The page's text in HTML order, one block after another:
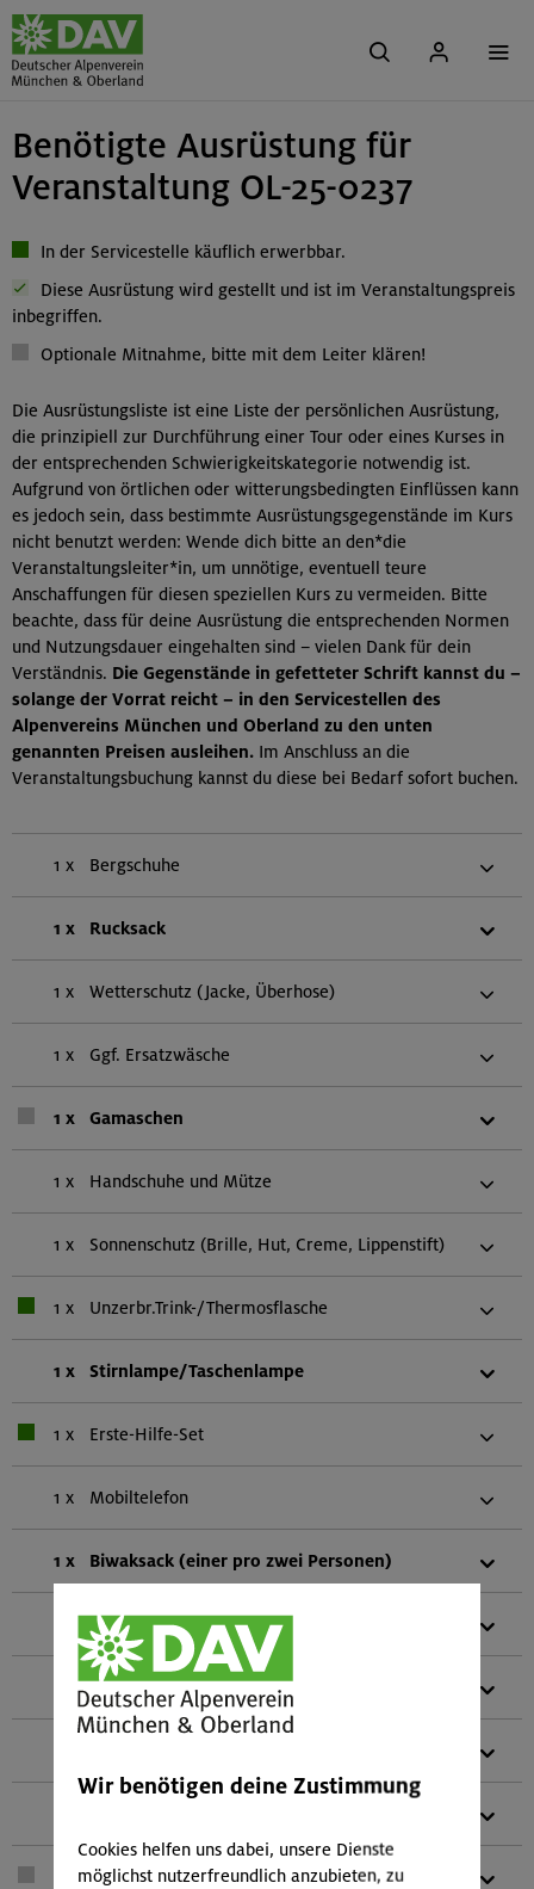
Benötigte Ausrüstung für
Veranstaltung OL-25-0237
In der Servicestelle käuflich erwerbbar.
Diese Ausrüstung wird gestellt und ist im Veranstaltungspreis
inbegriffen.
Optionale Mitnahme, bitte mit dem Leiter klären!
Die Ausrüstungsliste ist eine Liste der persönlichen Ausrüstung,
die prinzipiell zur Durchführung einer Tour oder eines Kurses in
der entsprechenden Schwierigkeitskategorie notwendig ist.
Aufgrund von örtlichen oder witterungsbedingten Einflüssen kann
es jedoch sein, dass bestimmte Ausrüstungsgegenstände im Kurs
nicht benutzt werden: Wende dich bitte an den*die
Veranstaltungsleiter*in, um unnötige, eventuell teure
Anschaffungen für diesen speziellen Kurs zu vermeiden. Bitte
beachte, dass für deine Ausrüstung die entsprechenden Normen
und Nutzungsdauer eingehalten sind – vielen Dank für dein
Verständnis. Die Gegenstände in gefetteter Schrift kannst du –
solange der Vorrat reicht – in den Servicestellen des
Alpenvereins München und Oberland zu den unten
genannten Preisen ausleihen. Im Anschluss an die
Veranstaltungsbuchung kannst du diese bei Bedarf sofort buchen.
1 x Bergschuhe
1 x Rucksack
1 x Wetterschutz (Jacke, Überhose)
1 x Ggf. Ersatzwäsche
1 x Gamaschen
1 x Handschuhe und Mütze
1 x Sonnenschutz (Brille, Hut, Creme, Lippenstift)
1 x Unzerbr.Trink-/Thermosflasche
1 x Stirnlampe/Taschenlampe
1 x Erste-Hilfe-Set
1 x Mobiltelefon
1 x Biwaksack (einer pro zwei Personen)
LVS-Gerät (Mehrantennen-LVS-Gerät)
Lawinenschaufel
Teleskopstöcke
Wir benötigen deine Zustimmung
Cookies helfen uns dabei, unsere Dienste
möglichst nutzerfreundlich anzubieten, zu